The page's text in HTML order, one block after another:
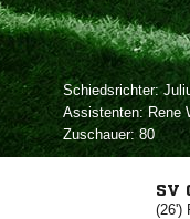
Schiedsrichter:
Assistenten:
Zuschauer:80
SV
(26')